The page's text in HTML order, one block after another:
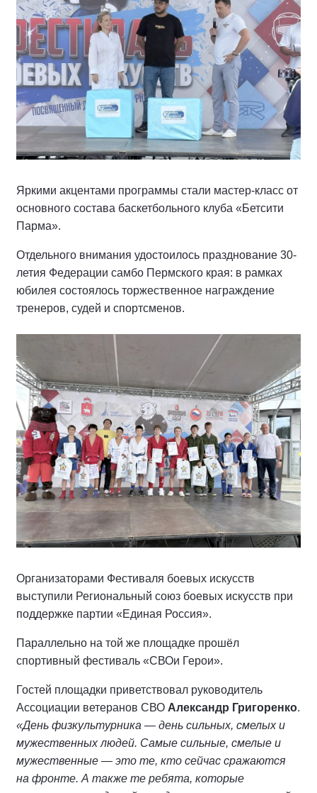
Яркими акцентами программы стали мастер-класс от
основного состава баскетбольного клуба «Бетсити
Парма».
Отдельного внимания удостоилось празднование 30-
летия Федерации самбо Пермского края: в рамках
юбилея состоялось торжественное награждение
тренеров, судей и спортсменов.
Организаторами Фестиваля боевых искусств
выступили Региональный союз боевых искусств при
поддержке партии «Единая Россия».
Параллельно на той же площадке прошёл
спортивный фестиваль «СВОи Герои».
Гостей площадки приветствовал руководитель
Ассоциации ветеранов СВО Александр Григоренко.
«День физкультурника — день сильных, смелых и
мужественных людей. Самые сильные, смелые и
мужественные — это те, кто сейчас сражаются
на фронте. А также те ребята, которые